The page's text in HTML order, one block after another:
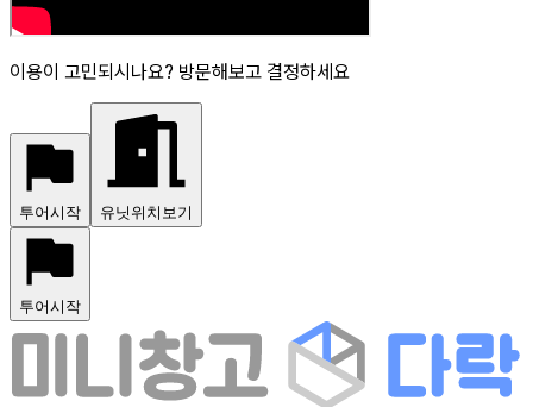
이용이 고민되시나요? 방문해보고 결정하세요
투어시작 유닛위치보기
투어시작